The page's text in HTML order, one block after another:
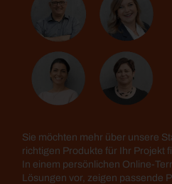
Sie möchten mehr über unsere
richtigen Produkte für Ihr Projekt
In einem persönlichen Online-
Lösungen vor, zeigen passende